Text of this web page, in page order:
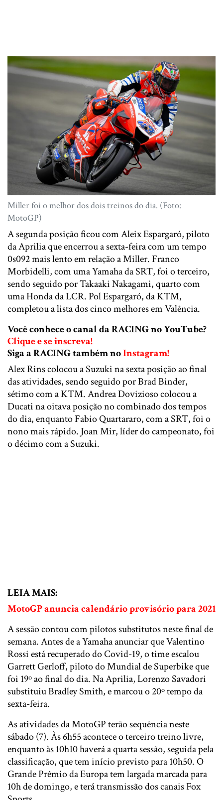
Miller foi o melhor dos dois treinos do dia. (Foto:
MotoGP)
A segunda posição ficou com Aleix Espargaró, piloto
da Aprilia que encerrou a sexta-feira com um tempo
0s092 mais lento em relação a Miller. Franco
Morbidelli, com uma Yamaha da SRT, foi o terceiro,
sendo seguido por Takaaki Nakagami, quarto com
uma Honda da LCR. Pol Espargaró, da KTM,
completou a lista dos cinco melhores em Valência.
Você conhece o canal da RACING no YouTube?
Clique e se inscreva!
Siga a RACING também noInstagram!
Alex Rins colocou a Suzuki na sexta posição ao final
das atividades, sendo seguido por Brad Binder,
sétimo com a KTM. Andrea Dovizioso colocou a
Ducati na oitava posição no combinado dos tempos
do dia, enquanto Fabio Quartararo, com a SRT, foi o
nono mais rápido. Joan Mir, líder do campeonato, foi
o décimo com a Suzuki.
LEIA MAIS:
MotoGP anuncia calendário provisório para 2021
A sessão contou com pilotos substitutos neste final de
semana. Antes de a Yamaha anunciar que Valentino
Rossi está recuperado do Covid-19, o time escalou
Garrett Gerloff, piloto do Mundial de Superbike que
foi 19º ao final do dia. Na Aprilia, Lorenzo Savadori
substituiu Bradley Smith, e marcou o 20º tempo da
sexta-feira.
As atividades da MotoGP terão sequência neste
sábado (7). Às 6h55 acontece o terceiro treino livre,
enquanto às 10h10 haverá a quarta sessão, seguida pela
classificação, que tem início previsto para 10h50. O
Grande Prêmio da Europa tem largada marcada para
10h de domingo, e terá transmissão dos canais Fox